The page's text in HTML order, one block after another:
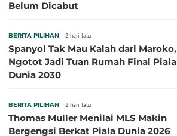
Belum Dicabut
BERITA PILIHAN 2 hari lalu
Spanyol Tak Mau Kalah dari Maroko,
Ngotot Jadi Tuan Rumah Final Piala
Dunia 2030
BERITA PILIHAN 2 hari lalu
Thomas Muller Menilai MLS Makin
Bergengsi Berkat Piala Dunia 2026